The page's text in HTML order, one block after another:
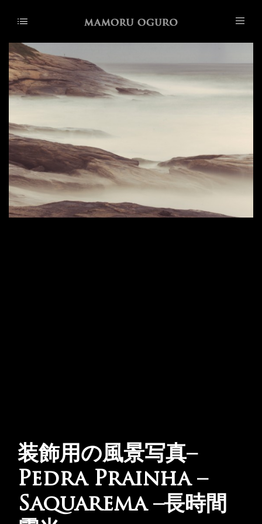
装飾用の風景写真–
Pedra Prainha –
Saquarema –長時間